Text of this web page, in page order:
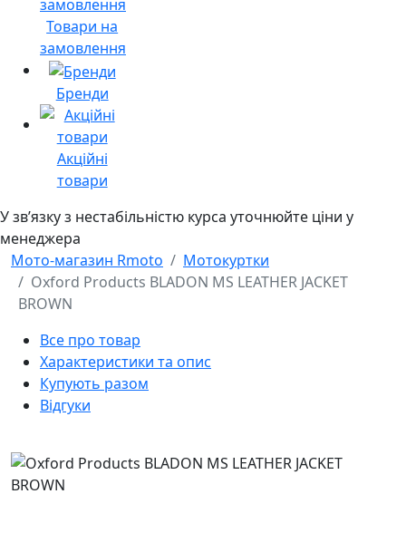
Товари на
замовлення
Бренди
Акційні
товари
У звʼязку з нестабільністю курса уточнюйте ціни у
менеджера
Мото-магазин Rmoto
Мотокуртки
Oxford Products BLADON MS LEATHER JACKET
BROWN
Все про товар
Характеристики та опис
Купують разом
Відгуки